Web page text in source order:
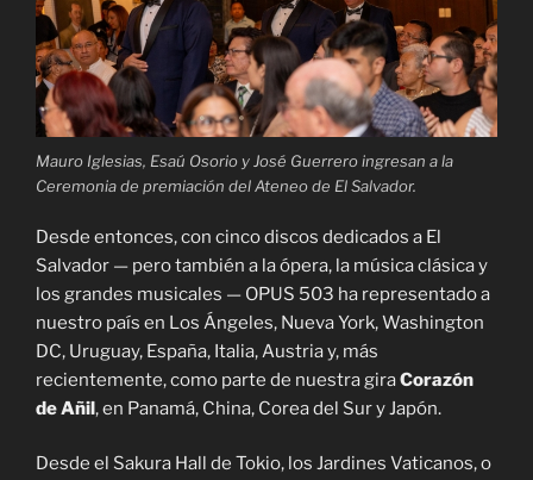
Mauro Iglesias, Esaú Osorio y José Guerrero ingresan a la
Ceremonia de premiación del Ateneo de El Salvador.
Desde entonces, con cinco discos dedicados a El
Salvador — pero también a la ópera, la música clásica y
los grandes musicales — OPUS 503 ha representado a
nuestro país en Los Ángeles, Nueva York, Washington
DC, Uruguay, España, Italia, Austria y, más
recientemente, como parte de nuestra giraCorazón
de Añil, en Panamá, China, Corea del Sur y Japón.
Desde el Sakura Hall de Tokio, los Jardines Vaticanos, o